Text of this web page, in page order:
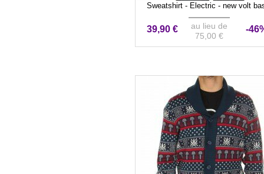
Sweatshirt - Electric - new volt
39,90 €
au lieu de
75,00 €
-